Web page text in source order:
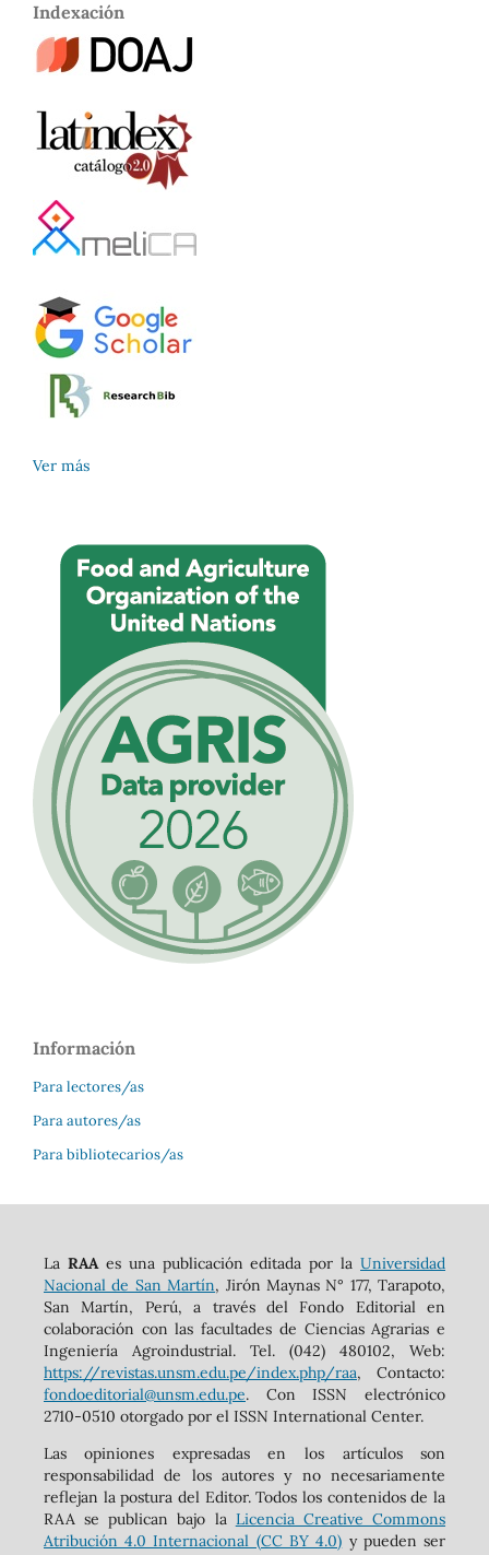
Indexación
Ver más
Información
Para lectores/as
Para autores/as
Para bibliotecarios/as
La RAAes una publicación editada por laUniversidad
Nacional de San Martín, Jirón Maynas N° 177, Tarapoto,
San Martín, Perú, a través del Fondo Editorial en
colaboración con las facultades de Ciencias Agrarias e
Ingeniería Agroindustrial. Tel. (042) 480102, Web:
https://revistas.unsm.edu.pe/index.php/raa, Contacto:
fondoeditorial@unsm.edu.pe. Con ISSN electrónico
2710-0510 otorgado por el ISSN International Center.
Las opiniones expresadas en los artículos son
responsabilidad de los autores y no necesariamente
reflejan la postura del Editor. Todos los contenidos de la
RAA se publican bajo la Licencia Creative Commons
Atribución 4.0 Internacional (CC BY 4.0) y pueden ser